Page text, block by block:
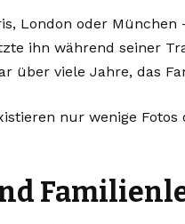
London oder
ihn während seiner
über viele Jahre, das
nur wenige